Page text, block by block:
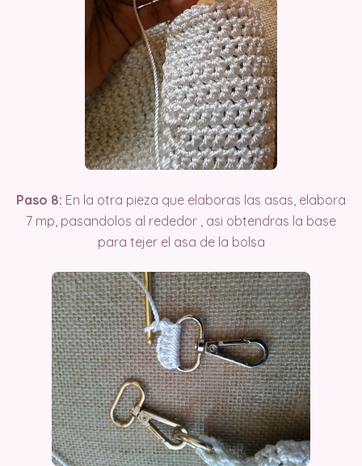
Paso 8: En la otra pieza que elaboras las asas, elabora
7 mp, pasandolos al rededor , asi obtendras la base
para tejer el asa de la bolsa